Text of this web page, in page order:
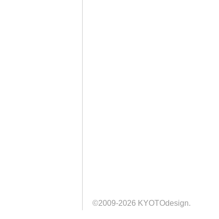
©2009-2026 KYOTOdesign.